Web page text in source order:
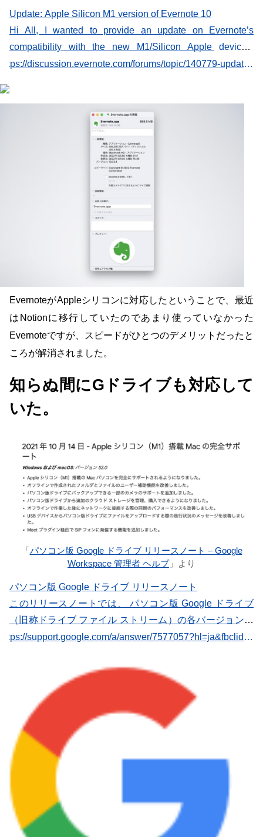
Update: Apple Silicon M1 version of Evernote 10
Hi All, I wanted to provide an update on Evernote’s
compatibility with the new M1/Silicon Apple devices.
Currently, Evernote uses a default emulator to run on
shouldn’t cause any l…
https://discussion.evernote.com/forums/topic/140779-update-apple-silicon-m1-version-of-evernote-10/
EvernoteがAppleシリコンに対応したということで、最近
はNotionに移行していたのであまり使っていなかった
Evernoteですが、スピードがひとつのデメリットだったと
ころが解消されました。
知らぬ間にGドライブも対応して
いた。
「パソコン版 Google ドライブ リリースノート – Google
Workspace 管理者 ヘルプ」より
パソコン版 Google ドライブ リリースノート
このリリースノートでは、 パソコン版 Google ドライブ
（旧称ドライブ ファイル ストリーム）の各バージョンへ
の追加機能や改良点についてご紹介します。ここに記載さ
ジョンについては、直前のバージョンから大きな変更はあ
りません。 Google では通常、既存のお客様にパソコン版
ドライブの最新バージョンが 100% 展開されるまで待っ
てから、新しいアプリのダウンロードを提供します。リ
リースが 100% 完了するまで、パソコン版ドライブのダ
ウンロード専用リンクでは前のバージョンが提供されま
す。 注: 互換性の問題とパソコン版ドライブのサービス中
断を避けるため、Google が過去 12 か月の間にリリース
したバージョンを使用するようにしてください。詳しく
は、 パソコン版ドライブが常に最新バージョンに更新さ
れるようにする をご覧ください。 Windows および
https://support.google.com/a/answer/7577057?hl=ja&fbclid=IwAR2XlSW9hZfsQEGwSR5ssLfsheBAs2x3Xh8LDSs3oPCb-hTxuaNUk6aNioo